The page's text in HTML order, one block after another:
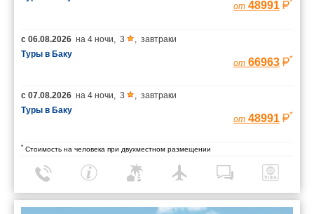
от 48991
с 06.08.2026 на 4 ночи 3
завтраки
Туры в Баку
от 66963 *
с 07.08.2026 на 4 ночи 3
завтраки
Туры в Баку
от 48991 *
* Стоимость на человека при двухместном размещении